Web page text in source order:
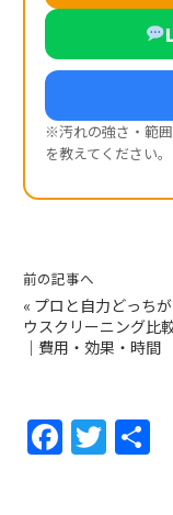
※汚れの強さ・範
を教えてください。
前の記事へ
« プロと自力どっち
ウスクリーニング比
｜費用・効果・時間
F
a
T
w